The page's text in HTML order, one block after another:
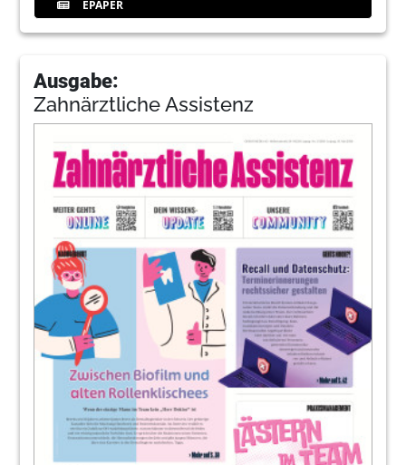
EPAPER
Ausgabe:
Zahnärztliche Assistenz